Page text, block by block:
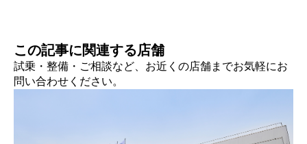
この記事に関連する店舗
試乗・整備・ご相談など、お近くの店舗までお気軽にお
問い合わせください。